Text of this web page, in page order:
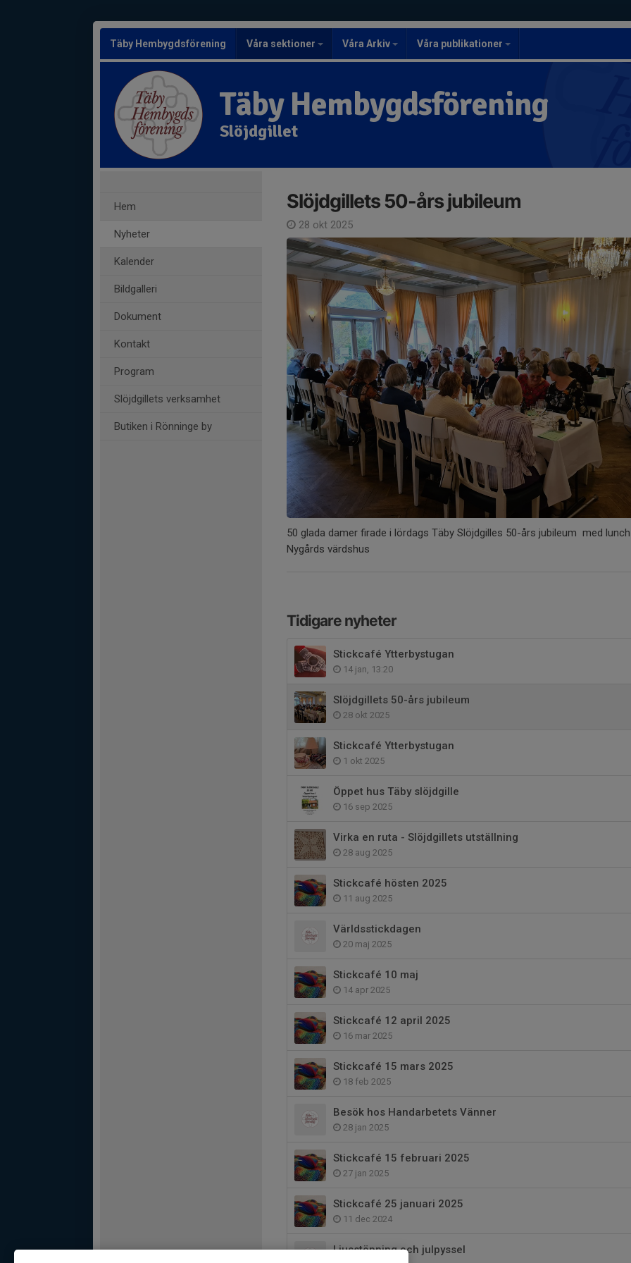
Täby Hembygdsförening Våra sektioner Våra Arkiv Våra publikationer
Täby Hembygdsförening
Slöjdgillet
Hem
Nyheter
Kalender
Bildgalleri
Dokument
Kontakt
Program
Slöjdgillets verksamhet
Butiken i Rönninge by
Slöjdgillets 50-års jubileum
28 okt 2025
50 glada damer firade i lördags Täby Slöjdgilles 50-års jubileum med
Nygårds värdshus
Tidigare nyheter
Stickcafé Ytterbystugan
14 jan, 13:20
Slöjdgillets 50-års jubileum
28 okt 2025
Stickcafé Ytterbystugan
1 okt 2025
Öppet hus Täby slöjdgille
16 sep 2025
Virka en ruta - Slöjdgillets utställning
28 aug 2025
Stickcafé hösten 2025
11 aug 2025
Världsstickdagen
20 maj 2025
Stickcafé 10 maj
14 apr 2025
Stickcafé 12 april 2025
16 mar 2025
Stickcafé 15 mars 2025
18 feb 2025
Besök hos Handarbetets Vänner
28 jan 2025
Stickcafé 15 februari 2025
27 jan 2025
Stickcafé 25 januari 2025
11 dec 2024
Ljusstöpning och julpyssel